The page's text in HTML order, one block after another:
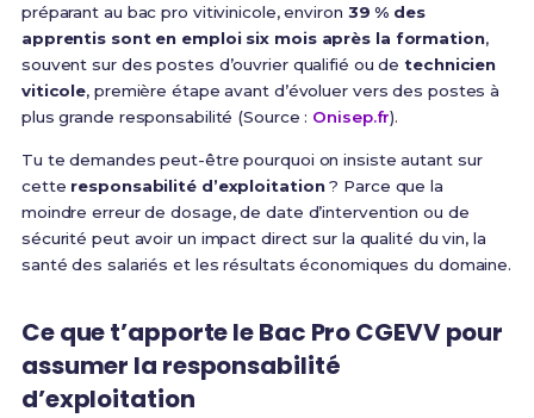
préparant au bac pro vitivinicole, environ 39 % des
apprentis sont en emploi six mois après la formation,
souvent sur des postes d’ouvrier qualifié ou detechnicien
viticole, première étape avant d’évoluer vers des postes à
plus grande responsabilité (Source : Onisep.fr).
Tu te demandes peut-être pourquoi on insiste autant sur
cette responsabilité d’exploitation? Parce que la
moindre erreur de dosage, de date d’intervention ou de
sécurité peut avoir un impact direct sur la qualité du vin, la
santé des salariés et les résultats économiques du domaine.
Ce que t’apporte le Bac Pro CGEVV pour
assumer la responsabilité
d’exploitation